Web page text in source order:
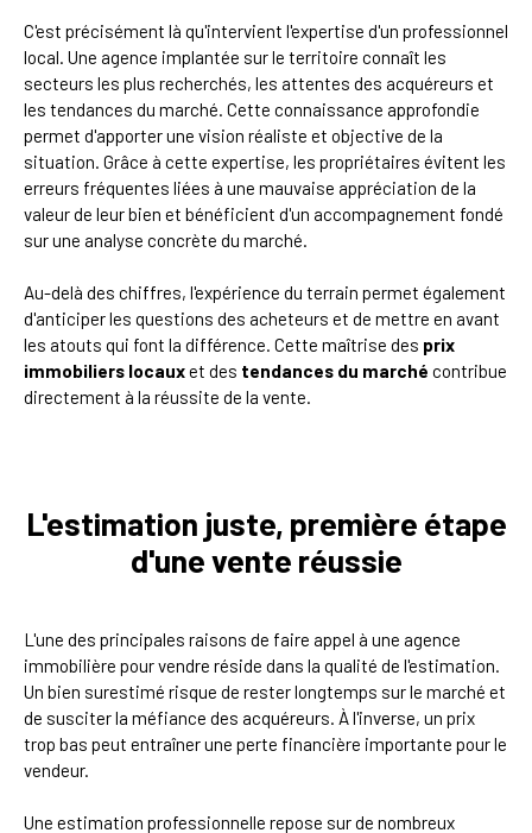
C'est précisément là qu'intervient l'expertise d'un professionnel
local. Une agence implantée sur le territoire connaît les
secteurs les plus recherchés, les attentes des acquéreurs et
les tendances du marché. Cette connaissance approfondie
permet d'apporter une vision réaliste et objective de la
situation. Grâce à cette expertise, les propriétaires évitent les
erreurs fréquentes liées à une mauvaise appréciation de la
valeur de leur bien et bénéficient d'un accompagnement fondé
sur une analyse concrète du marché.
Au-delà des chiffres, l'expérience du terrain permet également
d'anticiper les questions des acheteurs et de mettre en avant
les atouts qui font la différence. Cette maîtrise des prix
immobiliers locauxet des tendances du marché contribue
directement à la réussite de la vente.
L'estimation juste, première étape
d'une vente réussie
L'une des principales raisons de faire appel à une agence
immobilière pour vendre réside dans la qualité de l'estimation.
Un bien surestimé risque de rester longtemps sur le marché et
de susciter la méfiance des acquéreurs. À l'inverse, un prix
trop bas peut entraîner une perte financière importante pour le
vendeur.
Une estimation professionnelle repose sur de nombreux